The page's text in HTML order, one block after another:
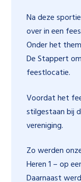
Na deze
over in een
Onder het
De Stappert
feestlocatie.
Voordat het
stilgestaan bij
vereniging.
Zo werden
Heren 1 – op
Daarnaast